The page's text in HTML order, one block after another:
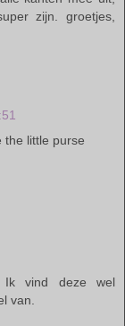
zijn. groetjes,
the little purse
Ik vind deze wel
van.